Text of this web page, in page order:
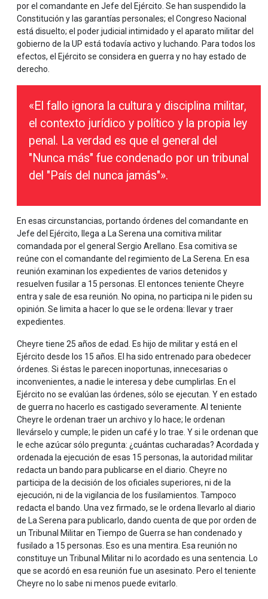
por el comandante en Jefe del Ejército. Se han suspendido la
Constitución y las garantías personales; el Congreso Nacional
está disuelto; el poder judicial intimidado y el aparato militar del
gobierno de la UP está todavía activo y luchando. Para todos los
efectos, el Ejército se considera en guerra y no hay estado de
derecho.
«El fallo ignora la cultura y disciplina militar,
el contexto jurídico y político y la propia ley
penal. La verdad es que el general del
"Nunca más" fue condenado por un tribunal
del "País del nunca jamás"».
En esas circunstancias, portando órdenes del comandante en
Jefe del Ejército, llega a La Serena una comitiva militar
comandada por el general Sergio Arellano. Esa comitiva se
reúne con el comandante del regimiento de La Serena. En esa
reunión examinan los expedientes de varios detenidos y
resuelven fusilar a 15 personas. El entonces teniente Cheyre
entra y sale de esa reunión. No opina, no participa ni le piden su
opinión. Se limita a hacer lo que se le ordena: llevar y traer
expedientes.
Cheyre tiene 25 años de edad. Es hijo de militar y está en el
Ejército desde los 15 años. El ha sido entrenado para obedecer
órdenes. Si éstas le parecen inoportunas, innecesarias o
inconvenientes, a nadie le interesa y debe cumplirlas. En el
Ejército no se evalúan las órdenes, sólo se ejecutan. Y en estado
de guerra no hacerlo es castigado severamente. Al teniente
Cheyre le ordenan traer un archivo y lo hace; le ordenan
llevárselo y cumple; le piden un café y lo trae. Y si le ordenan que
le eche azúcar sólo pregunta: ¿cuántas cucharadas? Acordada y
ordenada la ejecución de esas 15 personas, la autoridad militar
redacta un bando para publicarse en el diario. Cheyre no
participa de la decisión de los oficiales superiores, ni de la
ejecución, ni de la vigilancia de los fusilamientos. Tampoco
redacta el bando. Una vez firmado, se le ordena llevarlo al diario
de La Serena para publicarlo, dando cuenta de que por orden de
un Tribunal Militar en Tiempo de Guerra se han condenado y
fusilado a 15 personas. Eso es una mentira. Esa reunión no
constituye un Tribunal Militar ni lo acordado es una sentencia. Lo
que se acordó en esa reunión fue un asesinato. Pero el teniente
Cheyre no lo sabe ni menos puede evitarlo.